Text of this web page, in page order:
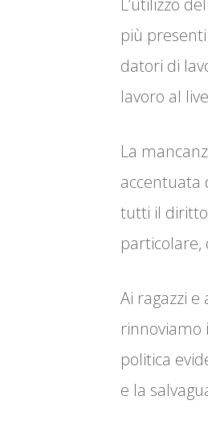
più
datori di
lavoro al
La
accentuata
tutti il
Ai ragazzi
rinnoviamo
politica
e la